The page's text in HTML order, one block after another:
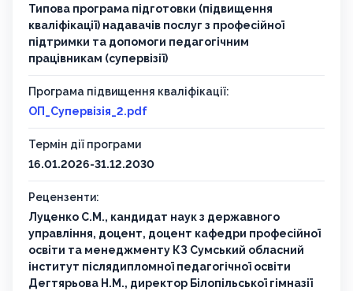
Типова програма підготовки (підвищення
кваліфікації) надавачів послуг з професійної
підтримки та допомоги педагогічним
працівникам (супервізії)
Програма підвищення кваліфікації:
ОП_Супервізія_2.pdf
Термін дії програми
16.01.2026-31.12.2030
Рецензенти:
Луценко С.М., кандидат наук з державного
управління, доцент, доцент кафедри професійної
освіти та менеджменту КЗ Сумський обласний
інститут післядипломної педагогічної освіти
Дегтярьова Н.М., директор Білопільської гімназії